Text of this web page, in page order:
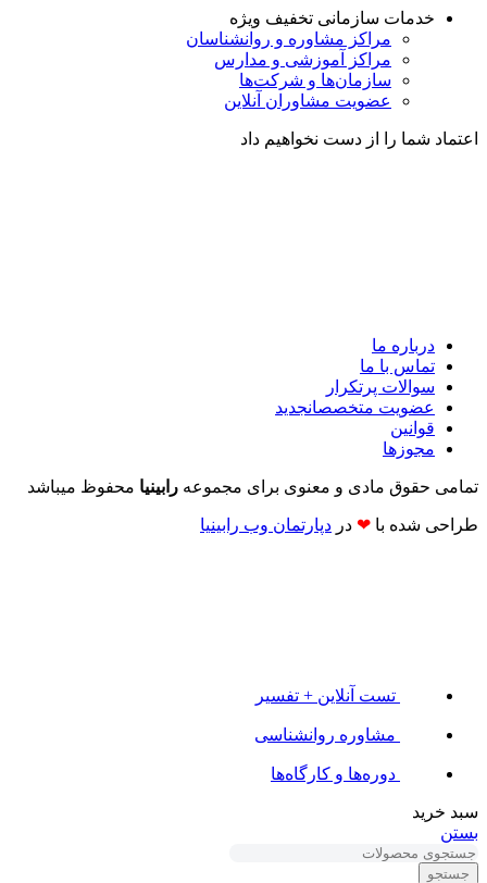
خدمات سازمانی تخفیف ویژه
مراکز مشاوره و روانشناسان
مراکز آموزشی و مدارس
سازمان‌ها و شرکت‌ها
عضویت مشاوران آنلاین
اعتماد شما را از دست نخواهیم داد
درباره ما
تماس با ما
سوالات پرتکرار
عضویت متخصصانجدید
قوانین
مجوزها
تمامی حقوق مادی و معنوی برای مجموعه رابینیا محفوظ میباشد
طراحی شده با ❤ در دپارتمان وب رابینیا​​
تست آنلاین + تفسیر
مشاوره روانشناسی
دوره‌ها و کارگاه‌ها
سبد خرید
بستن
جستجو